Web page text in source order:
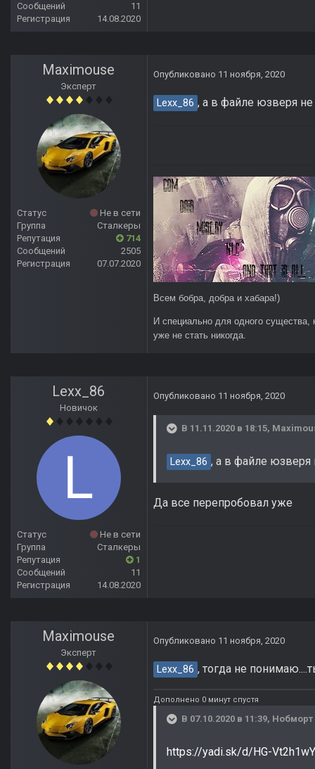
Сообщений
11
Регистрация
14.08.2020
Maximouse
Эксперт
Статус
Не в сети
Группа
Сталкеры
Репутация
714
Сообщений
2505
Регистрация
07.07.2020
Опубликовано 11 ноября, 2020
Lexx_86 , а в файле юзверя не
Всем бобра, добра и хабара!)
И специально для одного
уже не стать никогда.
Lexx_86
Новичок
Статус
Не в сети
Группа
Сталкеры
Репутация
1
Сообщений
11
Регистрация
14.08.2020
Опубликовано 11 ноября, 2020
В 11.11.2020 в 18:15,
Lexx_86 , а в файле юзверя
Да все перепробовал уже
Maximouse
Эксперт
Опубликовано 11 ноября, 2020
Lexx_86 , тогда не
Дополнено 0 минут спустя
В 07.10.2020 в 11:39, Нобморт
https://yadi.sk/d/HG-